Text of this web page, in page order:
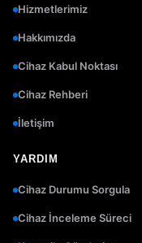
Hizmetlerimiz
Hakkımızda
Cihaz Kabul Noktası
Cihaz Rehberi
İletişim
YARDIM
Cihaz Durumu Sorgula
Cihaz İnceleme Süreci